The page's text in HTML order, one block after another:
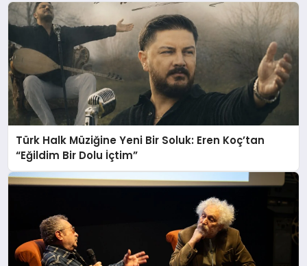
Türk Halk Müziğine Yeni Bir Soluk: Eren Koç’tan
“Eğildim Bir Dolu İçtim”